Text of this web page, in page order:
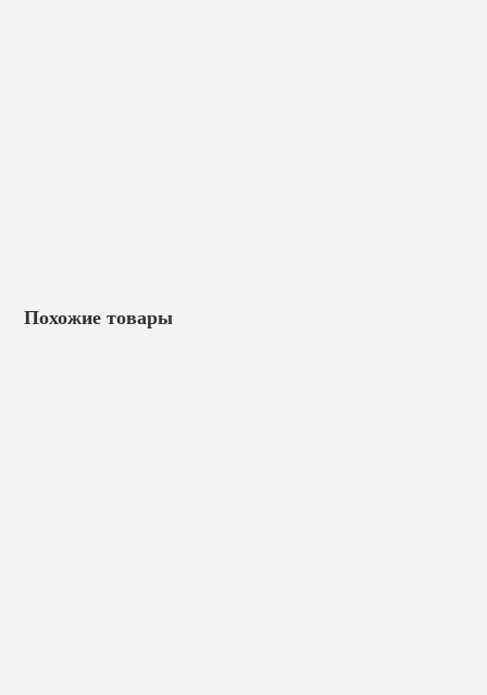
Похожие товары